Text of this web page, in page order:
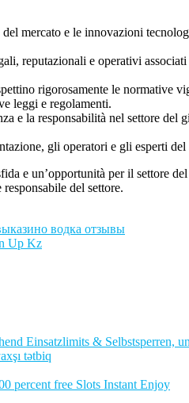
mercato e le innovazioni
reputazionali e operativi
rigorosamente le normative
leggi e regolamenti.
e la responsabilità nel settore
gli operatori e gli esperti
e un’opportunità per il settore
del settore.
водка отзывы
Up Kz
Einsatzlimits & Selbstsperren,
tətbiq
percent free Slots Instant Enjoy